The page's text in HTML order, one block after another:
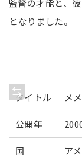
監督の才能と、
となりました。
タイトル メ
公開年
国 ア